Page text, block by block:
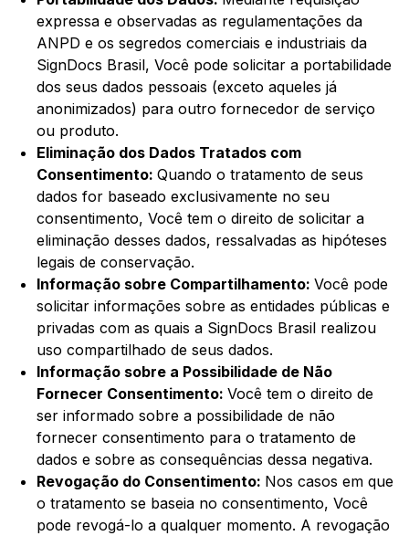
expressa e observadas as regulamentações da
ANPD e os segredos comerciais e industriais da
SignDocs Brasil, Você pode solicitar a portabilidade
dos seus dados pessoais (exceto aqueles já
anonimizados) para outro fornecedor de serviço
ou produto.
Eliminação dos Dados Tratados com
Consentimento: Quando o tratamento de seus
dados for baseado exclusivamente no seu
consentimento, Você tem o direito de solicitar a
eliminação desses dados, ressalvadas as hipóteses
legais de conservação.
Informação sobre Compartilhamento: Você pode
solicitar informações sobre as entidades públicas e
privadas com as quais a SignDocs Brasil realizou
uso compartilhado de seus dados.
Informação sobre a Possibilidade de Não
Fornecer Consentimento: Você tem o direito de
ser informado sobre a possibilidade de não
fornecer consentimento para o tratamento de
dados e sobre as consequências dessa negativa.
Revogação do Consentimento: Nos casos em que
o tratamento se baseia no consentimento, Você
pode revogá-lo a qualquer momento. A revogação